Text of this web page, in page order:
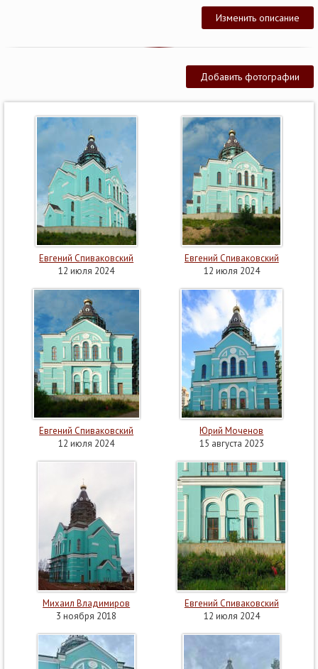
Изменить описание
Добавить фотографии
Евгений Спиваковский
12 июля 2024
Евгений Спиваковский
12 июля 2024
Евгений Спиваковский
12 июля 2024
Юрий Моченов
15 августа 2023
Михаил Владимиров
3 ноября 2018
Евгений Спиваковский
12 июля 2024